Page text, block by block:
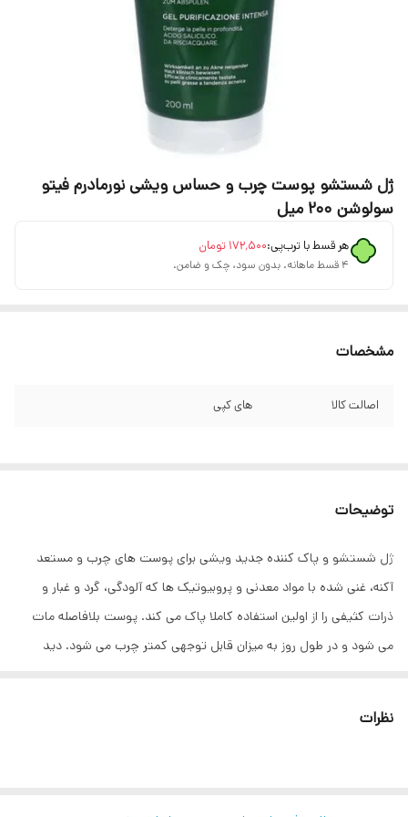
ژل شستشو پوست چرب و حساس ویشی نورمادرم فیتو
سولوشن 200 میل
هر قسط با ترب‌پی:۱۷۲٬۵۰۰ تومان
۴ قسط ماهانه. بدون سود، چک و ضامن.
مشخصات
اصالت کالا های کپی
توضیحات
ژل شستشو و پاک کننده جدید ویشی برای پوست های چرب و مستعد
آکنه، غنی شده با مواد معدنی و پروبیوتیک ها که آلودگی، گرد و غبار و
ذرات کثیفی را از اولین استفاده کاملا پاک می کند. پوست بلافاصله مات
می شود و در طول روز به میزان قابل توجهی کمتر چرب می شود. دید
نظرات